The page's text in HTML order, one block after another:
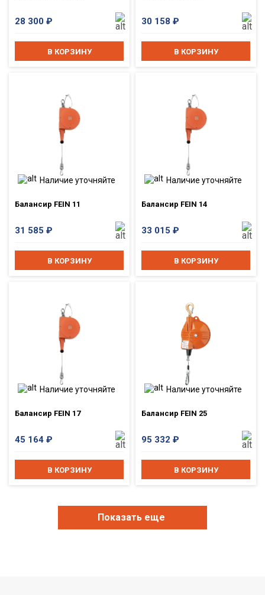
28 300 ₽
В КОРЗИНУ
30 158 ₽
В КОРЗИНУ
Наличие уточняйте
Балансир FEIN 11
31 585 ₽
В КОРЗИНУ
Наличие уточняйте
Балансир FEIN 14
33 015 ₽
В КОРЗИНУ
Наличие уточняйте
Балансир FEIN 17
45 164 ₽
В КОРЗИНУ
Наличие уточняйте
Балансир FEIN 25
95 332 ₽
В КОРЗИНУ
Показать еще